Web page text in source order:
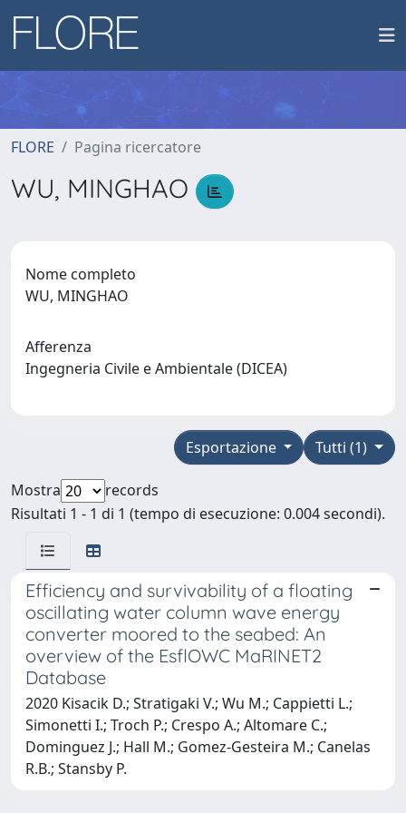
FLORE Pagina ricercatore
WU, MINGHAO
Nome completo
WU, MINGHAO
Afferenza
Ingegneria Civile e Ambientale (DICEA)
Tutti (1)
Esportazione
Mostra
records
Risultati 1 - 1 di 1 (tempo di esecuzione: 0.004 secondi).
Efficiency and survivability of a floating
oscillating water column wave energy
converter moored to the seabed: An
overview of the EsflOWC MaRINET2
Database
2020 Kisacik D.; Stratigaki V.; Wu M.; Cappietti L.;
Simonetti I.; Troch P.; Crespo A.; Altomare C.;
Dominguez J.; Hall M.; Gomez-Gesteira M.; Canelas
R.B.; Stansby P.